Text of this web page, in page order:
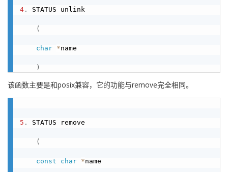
4 . STATUS unlink
(
char *name
)
该函数主要是和posix兼容，它的功能与remove完全相同。
5 . STATUS remove
(
const char *name